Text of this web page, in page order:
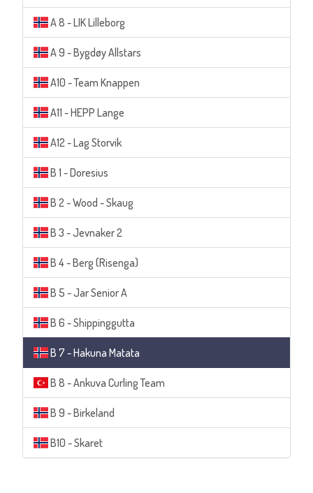
A 8 - LIK Lilleborg
A 9 - Bygdøy Allstars
A10 - Team Knappen
A11 - HEPP Lange
A12 - Lag Storvik
B 1 - Doresius
B 2 - Wood - Skaug
B 3 - Jevnaker 2
B 4 - Berg (Risenga)
B 5 - Jar Senior A
B 6 - Shippinggutta
B 7 - Hakuna Matata
B 8 - Ankuva Curling Team
B 9 - Birkeland
B10 - Skaret